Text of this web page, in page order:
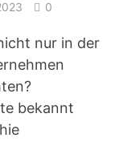
0
nur in der
bekannt